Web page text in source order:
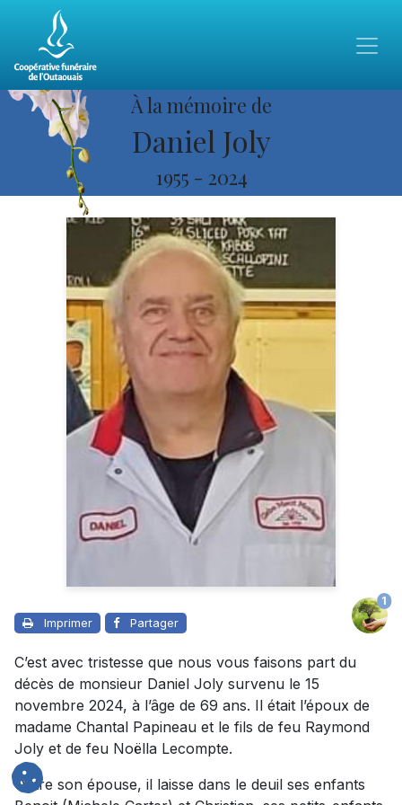
À la mémoire de
Daniel Joly
1955 - 2024
Imprimer Partager
1
C’est avec tristesse que nous vous faisons part du
décès de monsieur Daniel Joly survenu le 15
novembre 2024, à l’âge de 69 ans. Il était l’époux de
madame Chantal Papineau et le fils de feu Raymond
Joly et de feu Noëlla Lecompte.
Outre son épouse, il laisse dans le deuil ses enfants